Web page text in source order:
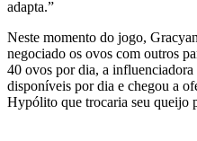
adapta.”
Neste momento do jogo,
negociado os ovos com outros
40 ovos por dia, a
disponíveis por dia e chegou a
Hypólito que trocaria seu queijo